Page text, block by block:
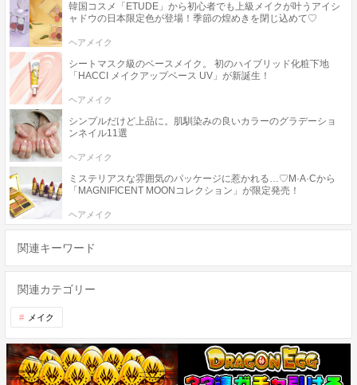
韓国コスメ「ETUDE」から初心者でも上級メイクが叶うアイシ
ャドウの日本限定色が登場！季節の煌めきを閉じ込めて♡
ヘアメイク
シートマスク級のベースメイク。 初のハイブリッド化粧下地
「HACCI メイクアップベース UV」が新誕生！
ヘアメイク
シンプルだけど上品に。肌馴染みの良いカラーのグラデーショ
ンネイル11選
ヘアメイク
ミステリアスな雰囲気のパッケージに惹かれる…♡M·A·Cから
「MAGNIFICENT MOONコレクション」が限定発売！
ヘアメイク
関連キーワード
関連カテゴリー
メイク